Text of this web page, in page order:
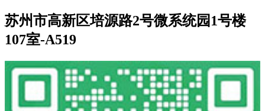
苏州市高新区培源路2号微系统园1号楼
107室-A519